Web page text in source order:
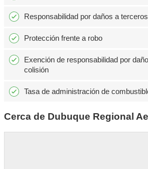
Responsabilidad por daños a terceros
Protección frente a robo
Exención de responsabilidad por
colisión
Tasa de administración de
Cerca de Dubuque Regional